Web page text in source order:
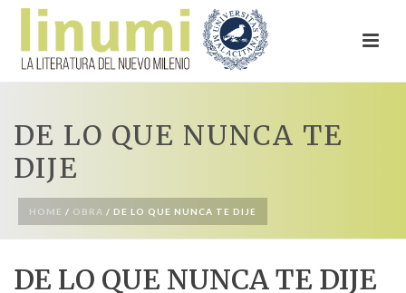
DE LO QUE NUNCA TE
DIJE
HOME / OBRA / DE LO QUE NUNCA TE DIJE
DE LO QUE NUNCA TE DIJE